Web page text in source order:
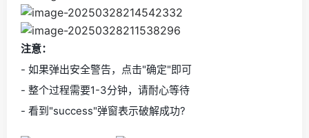
注意：
- 如果弹出安全警告，点击"确定"即可
- 整个过程需要1-3分钟，请耐心等待
- 看到"success"弹窗表示破解成功?